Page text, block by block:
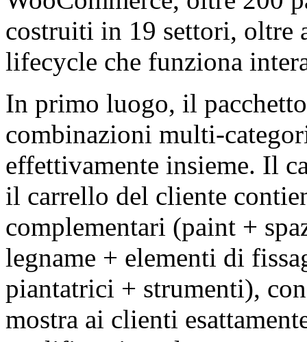
costruiti in 19 settori, oltre
lifecycle che funziona
In primo luogo, il
combinazioni multi-
effettivamente insieme. Il
il carrello del cliente
complementari (paint +
legname + elementi di
piantatrici + strumenti),
mostra ai clienti